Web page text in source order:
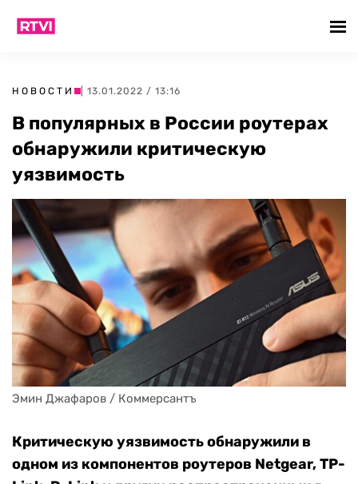
НОВОСТИ | 13.01.2022 / 13:16
В популярных в России роутерах
обнаружили критическую
уязвимость
Эмин Джафаров / Коммерсантъ
Критическую уязвимость обнаружили в
одном из компонентов роутеров Netgear, TP-